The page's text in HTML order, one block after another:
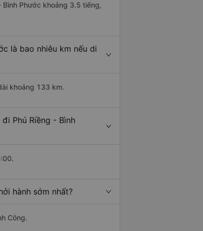
Bình Phước khoảng 3.5 tiếng,
là bao nhiêu km nếu di
khoảng 133 km.
Phú Riềng - Bình
hành sớm nhất?
Công.